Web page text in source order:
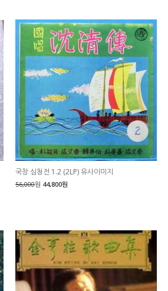
국창 심청전 1.2 (2LP) 유사이미지
56,000원 44,800원